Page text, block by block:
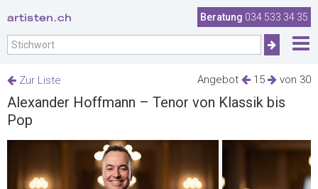
artisten.ch Beratung 034 533 34 35
Angebot 15 von 30
Zur Liste
Alexander Hoffmann – Tenor von Klassik bis
Pop